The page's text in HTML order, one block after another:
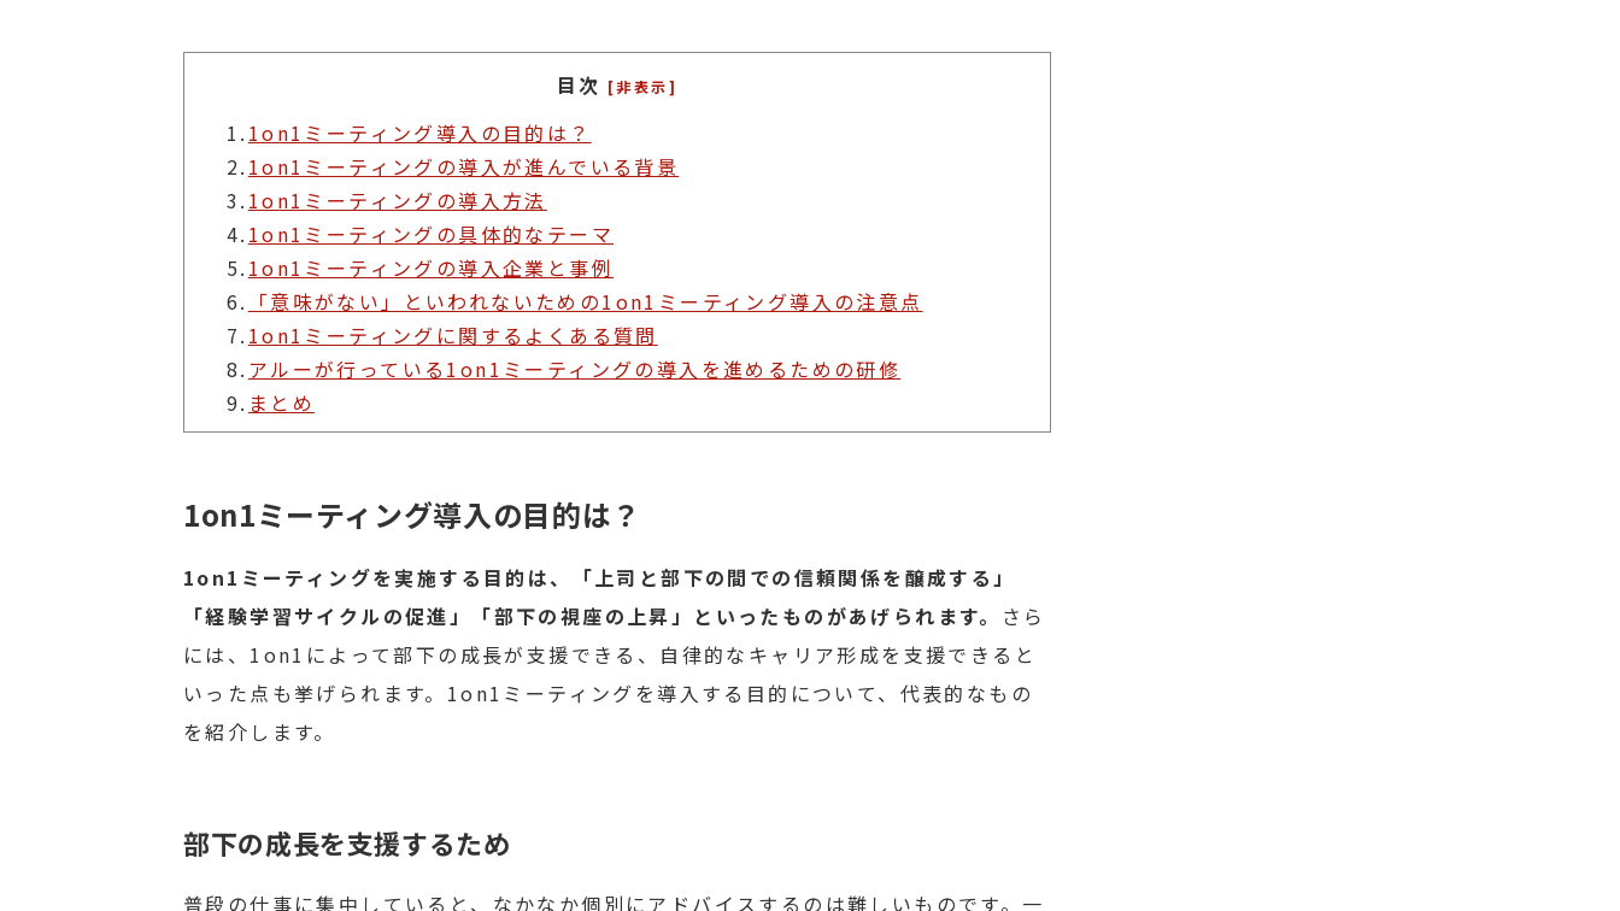
目次 [非表示]
1. 1on1ミーティング導入の目的は？
2. 1on1ミーティングの導入が進んでいる背景
3. 1on1ミーティングの導入方法
4. 1on1ミーティングの具体的なテーマ
5. 1on1ミーティングの導入企業と事例
6. 「意味がない」といわれないための1on1ミーティング導入の注意点
7. 1on1ミーティングに関するよくある質問
8. アルーが行っている1on1ミーティングの導入を進めるための研修
9. まとめ
1on1ミーティング導入の目的は？
1on1ミーティングを実施する目的は、「上司と部下の間での信頼関係を醸成する」
「経験学習サイクルの促進」「部下の視座の上昇」といったものがあげられます。 さら
には、1on1によって部下の成長が支援できる、自律的なキャリア形成を支援できると
いった点も挙げられます。1on1ミーティングを導入する目的について、代表的なもの
を紹介します。
部下の成長を支援するため
普段の仕事に集中していると、なかなか個別にアドバイスするのは難しいものです。一